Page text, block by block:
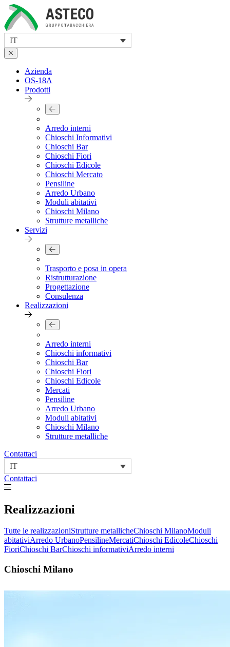
Skip
to
content
IT
Azienda
OS-18A
Prodotti
Arredo interni
Chioschi Informativi
Chioschi Bar
Chioschi Fiori
Chioschi Edicole
Chioschi Mercato
Pensiline
Arredo Urbano
Moduli abitativi
Chioschi Milano
Strutture metalliche
Servizi
Trasporto e posa in opera
Ristrutturazione
Progettazione
Consulenza
Realizzazioni
Arredo interni
Chioschi informativi
Chioschi Bar
Chioschi Fiori
Chioschi Edicole
Mercati
Pensiline
Arredo Urbano
Moduli abitativi
Chioschi Milano
Strutture metalliche
Contattaci
IT
Contattaci
Realizzazioni
Tutte le realizzazioniStrutture metallicheChioschi MilanoModuli
abitativiArredo UrbanoPensilineMercatiChioschi EdicoleChioschi
FioriChioschi BarChioschi informativiArredo interni
Chioschi Milano